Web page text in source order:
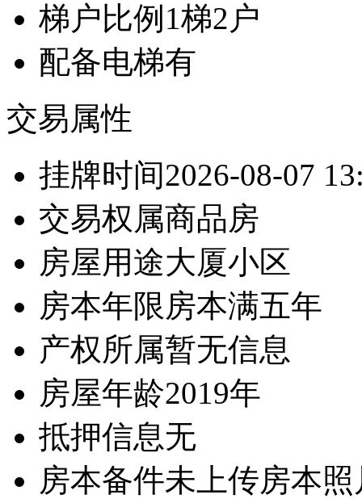
梯户比例 1梯2户
配备电梯有
交易属性
挂牌时间2026-08-07
交易权属商品房
房屋用途大厦小区
房本年限 房本满五年
产权所属暂无信息
房屋年龄2019年
抵押信息无
房本备件未上传房本照